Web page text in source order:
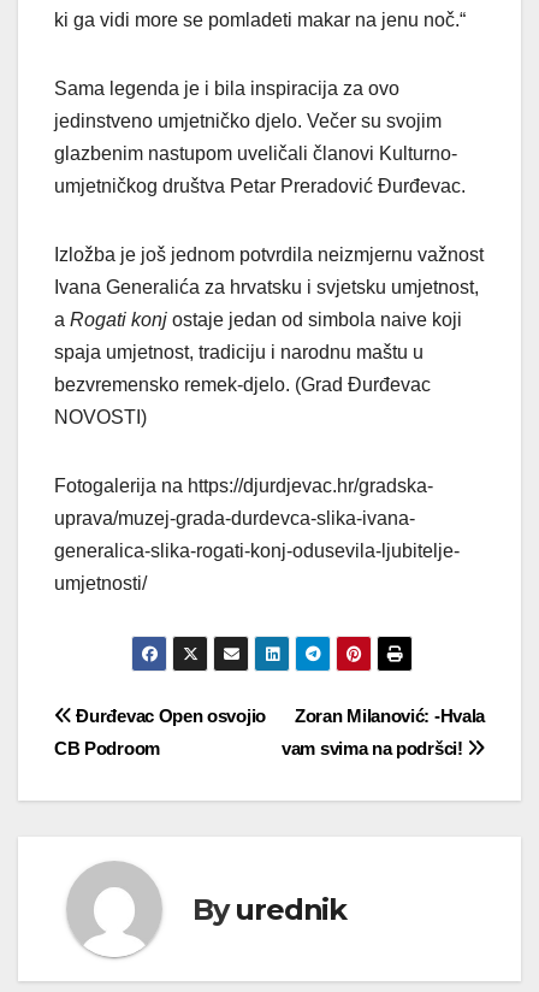
ki ga vidi more se pomladeti makar na jenu noč.“
Sama legenda je i bila inspiracija za ovo
jedinstveno umjetničko djelo. Večer su svojim
glazbenim nastupom uveličali članovi Kulturno-
umjetničkog društva Petar Preradović Đurđevac.
Izložba je još jednom potvrdila neizmjernu važnost
Ivana Generalića za hrvatsku i svjetsku umjetnost,
a Rogati konj ostaje jedan od simbola naive koji
spaja umjetnost, tradiciju i narodnu maštu u
bezvremensko remek-djelo. (Grad Đurđevac
NOVOSTI)
Fotogalerija na https://djurdjevac.hr/gradska-
uprava/muzej-grada-durdevca-slika-ivana-
generalica-slika-rogati-konj-odusevila-ljubitelje-
umjetnosti/
Navigacija
Zoran Milanović: -Hvala
vam svima na podršci!
Đurđevac Open osvojio
CB Podroom
Byurednik